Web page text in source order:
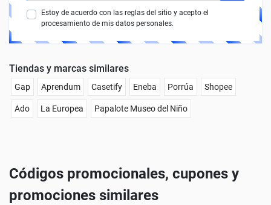
Estoy de acuerdo con las reglas del sitio y acepto el
procesamiento de mis datos personales.
Tiendas y marcas similares
Gap Aprendum Casetify Eneba Porrúa Shopee
Ado La Europea Papalote Museo del Niño
Códigos promocionales, cupones y
promociones similares